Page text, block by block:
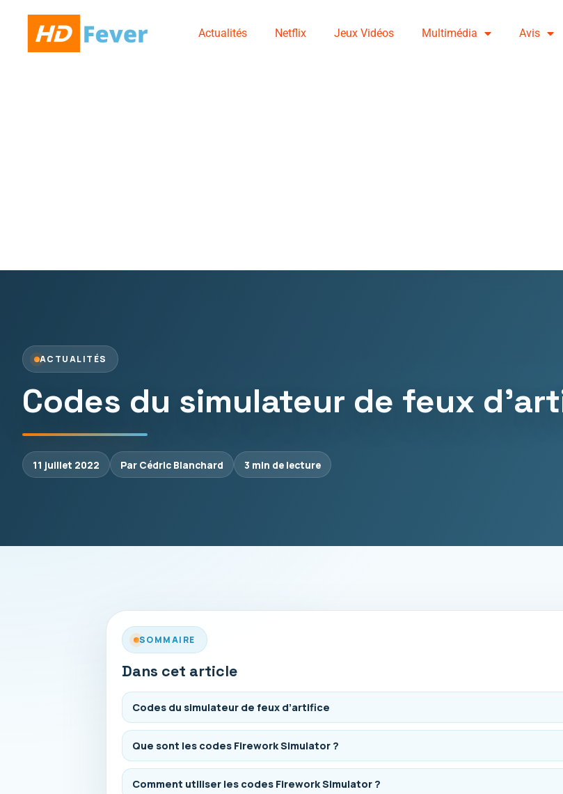
Actualités Netflix Jeux Vidéos Multimédia Avis
ACTUALITÉS
Codes du simulateur de feux
11 juillet 2022 Par Cédric Blanchard 3 min de lecture
SOMMAIRE
Dans cet article
Codes du simulateur de feux d’artifice
Que sont les codes Firework Simulator ?
Comment utiliser les codes Firework Simulator ?